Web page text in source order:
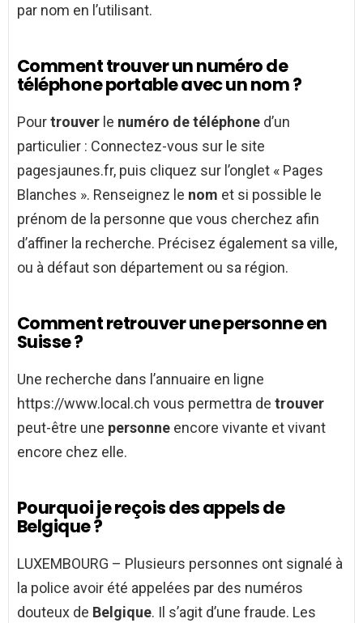
par nom en l’utilisant.
Comment trouver un numéro de
téléphone portable avec un nom ?
Pourtrouver le numéro de téléphone d’un
particulier : Connectez-vous sur le site
pagesjaunes.fr, puis cliquez sur l’onglet « Pages
Blanches ». Renseignez le nom et si possible le
prénom de la personne que vous cherchez afin
d’affiner la recherche. Précisez également sa ville,
ou à défaut son département ou sa région.
Comment retrouver une personne en
Suisse ?
Une recherche dans l’annuaire en ligne
https://www.local.ch vous permettra de trouver
peut-être une personne encore vivante et vivant
encore chez elle.
Pourquoi je reçois des appels de
Belgique ?
LUXEMBOURG – Plusieurs personnes ont signalé à
la police avoir été appelées par des numéros
douteux de Belgique. Il s’agit d’une fraude. Les